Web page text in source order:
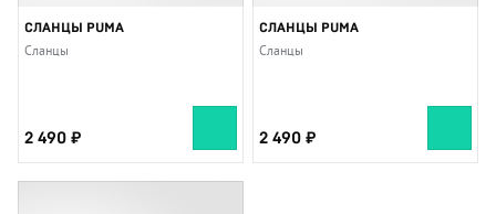
СЛАНЦЫ PUMA
Сланцы
2 490
СЛАНЦЫ PUMA
Сланцы
2 490